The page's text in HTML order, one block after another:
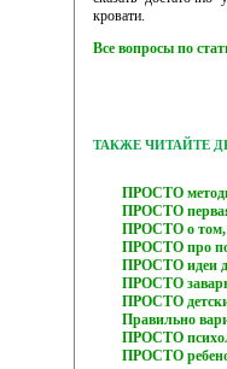
кровати.
Все вопросы по
ТАКЖЕ ЧИТАЙТЕ
ПРОСТО
ПРОСТО первая
ПРОСТО о том,
ПРОСТО про
ПРОСТО идеи
ПРОСТО
ПРОСТО
Правильно
ПРОСТО
ПРОСТО